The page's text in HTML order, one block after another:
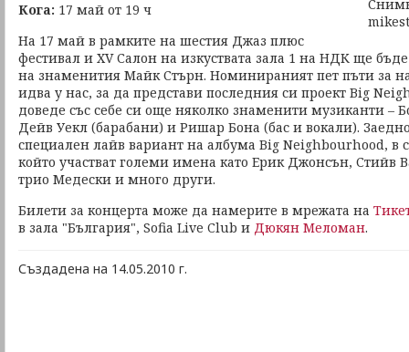
Кога: 17 май от 19 ч
На 17 май в рамките на шестия Джаз плюс
фестивал и ХV Салон на изкуствата зала 1 на НДК ще
на знаменития Майк Стърн. Номинираният пет пъти за
идва у нас, за да представи последния си проект Big
доведе със себе си още няколко знаменити музиканти –
Дейв Уекл (барабани) и Ришар Бона (бас и вокали).
специален лайв вариант на албума Big Neighbourhood, в
който участват големи имена като Ерик Джонсън, Стийв
трио Медески и много други.
Билети за концерта може да намерите в мрежата на
в зала "България", Sofia Live Club и Дюкян Меломан.
Създадена на 14.05.2010 г.